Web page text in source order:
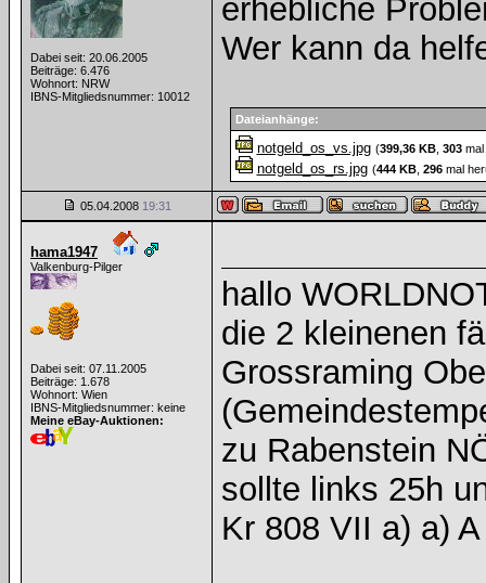
Dabei seit: 20.06.2005
Beiträge: 6.476
Wohnort: NRW
IBNS-Mitgliedsnummer: 10012
erhebliche
Wer kann da
Dateianhänge:
notgeld_os_vs.jpg (399,36 KB, 303mal
notgeld_os_rs.jpg (444 KB, 296mal
05.04.2008 19:31
hama1947
Valkenburg-Pilger
Dabei seit: 07.11.2005
Beiträge: 1.678
Wohnort: Wien
IBNS-Mitgliedsnummer: keine
Meine eBay-Auktionen:
hallo
die 2 kleinenen
Grossraming
zu Rabenstein
sollte links 25h
Kr 808 VII a) a)